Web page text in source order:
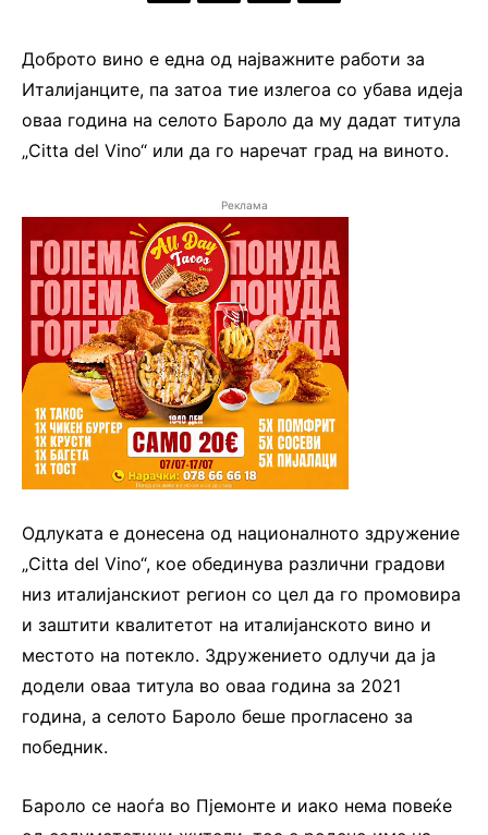
Доброто вино е една од најважните работи за
Италијанците, па затоа тие излегоа со убава идеја
оваа година на селото Бароло да му дадат титула
„Citta del Vino“ или да го наречат град на виното.
Реклама
Одлуката е донесена од националното здружение
„Citta del Vino“, кое обединува различни градови
низ италијанскиот регион со цел да го промовира
и заштити квалитетот на италијанското вино и
местото на потекло. Здружението одлучи да ја
додели оваа титула во оваа година за 2021
година, а селото Бароло беше прогласено за
победник.
Бароло се наоѓа во Пјемонте и иако нема повеќе